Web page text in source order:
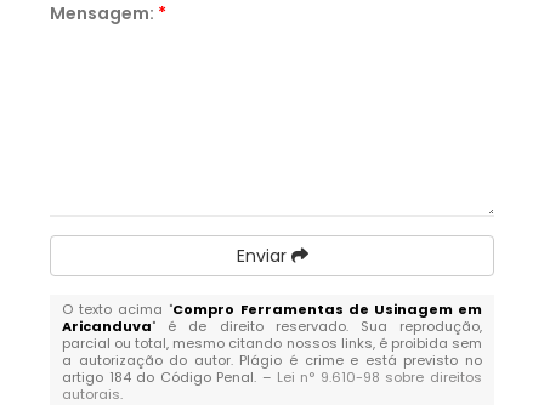
Mensagem: *
Enviar
O texto acima "Compro Ferramentas de Usinagem em
Aricanduva" é de direito reservado. Sua reprodução,
parcial ou total, mesmo citando nossos links, é proibida sem
a autorização do autor. Plágio é crime e está previsto no
artigo 184 do Código Penal. – Lei n° 9.610-98 sobre direitos
autorais.